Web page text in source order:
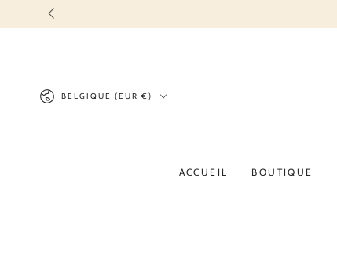
IGNORER LE
CONTENU
Pays/région
BELGIQUE (EUR €)
ACCUEIL BOUTIQUE